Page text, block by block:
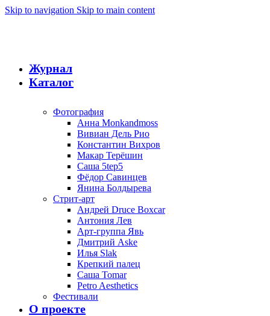
Skip to navigation Skip to main content
Журнал
Каталог
Фотография
Анна Monkandmoss
Вивиан Дель Рио
Константин Вихров
Макар Терёшин
Саша 5tep5
Фёдор Савинцев
Янина Болдырева
Стрит-арт
Андрей Druce Boxcar
Антония Лев
Арт-группа Явь
Дмитрий Aske
Илья Slak
Крепкий палец
Саша Tomar
Petro Aesthetics
Фестивали
О проекте